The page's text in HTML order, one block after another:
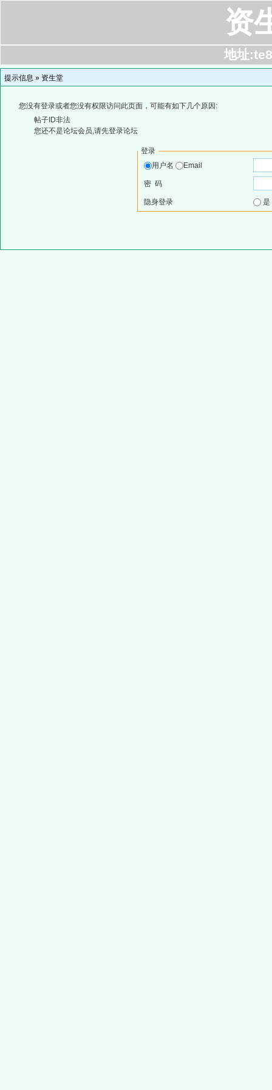
资
地址
提示信息 » 资生堂
您没有登录或者您没有权限访问此页面，可能有如下几个原因:
帖子ID非法
您还不是论坛会员,请先登录论坛
登录
用户名
Email
密 码
隐身登录